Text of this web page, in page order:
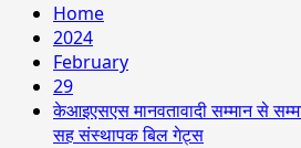
Home
2024
February
29
केआइएसएस मानवतावादी सम्मान से
सह संस्थापक बिल गेट्स